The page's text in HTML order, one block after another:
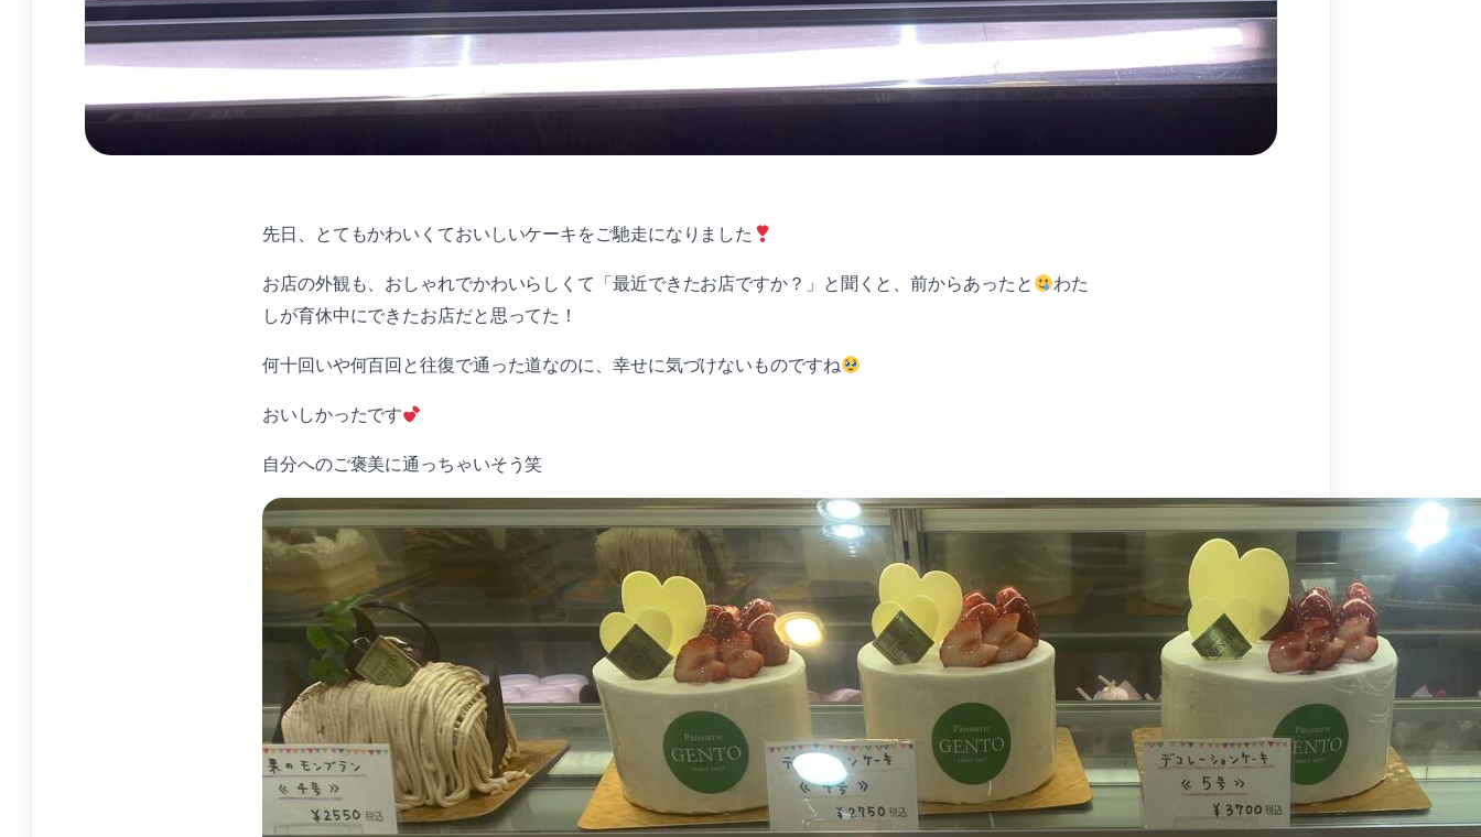
先日、とてもかわいくておいしいケーキをご馳走になりました
お店の外観も、おしゃれでかわいらしくて「最近できたお店ですか？」と聞くと、前からあったと
わた
しが育休中にできたお店だと思ってた！
何十回いや何百回と往復で通った道なのに、幸せに気づけないものですね
おいしかったです
自分へのご褒美に通っちゃいそう笑